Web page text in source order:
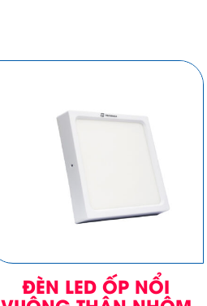
ĐÈN LED ỐP NỔI